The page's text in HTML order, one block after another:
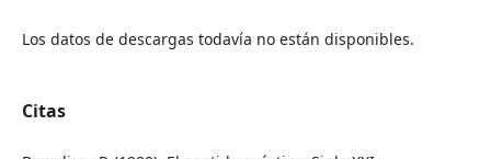
Los datos de descargas todavía no están disponibles.
Citas